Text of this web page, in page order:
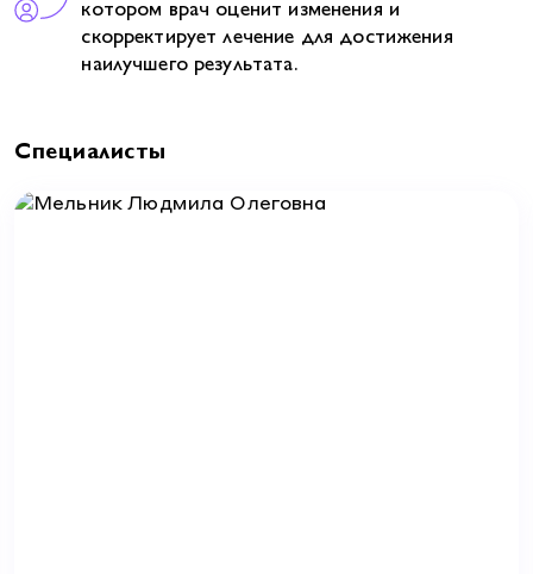
котором врач оценит изменения и
скорректирует лечение для достижения
наилучшего результата.
Специалисты